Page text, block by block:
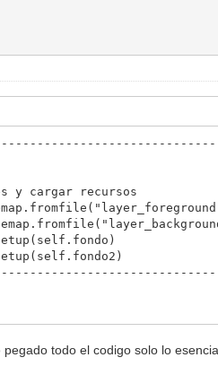
recursos
todo el codigo solo lo